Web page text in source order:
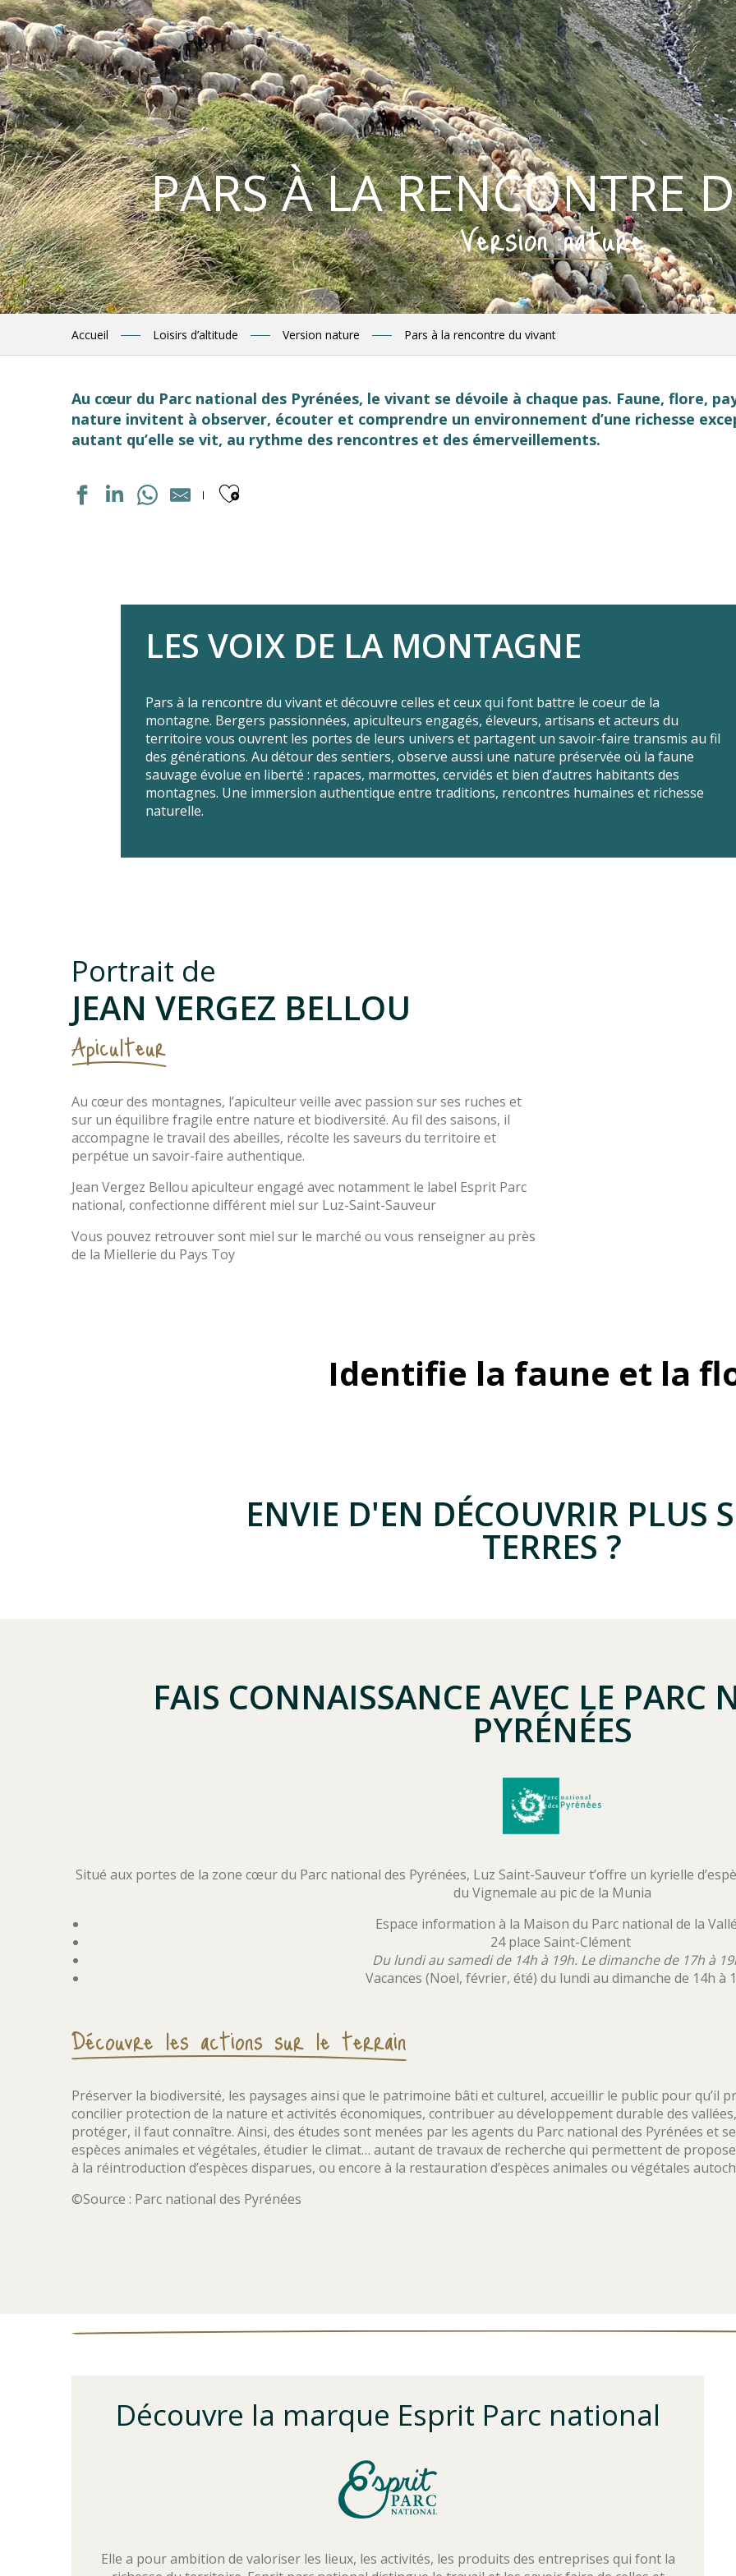
PARS À LA RENCONTRE
Version nature
Accueil Loisirs d’altitude Version nature Pars à la rencontre du vivant
Au cœur du Parc national des Pyrénées, le vivant se dévoile à chaque pas. Faune, flore,
nature invitent à observer, écouter et comprendre un environnement d’une richesse
autant qu’elle se vit, au rythme des rencontres et des émerveillements.
Ajouter aux favoris
LES VOIX DE LA MONTAGNE
Pars à la rencontre du vivant et découvre celles et ceux qui font battre le coeur de la
montagne. Bergers passionnées, apiculteurs engagés, éleveurs, artisans et acteurs du
territoire vous ouvrent les portes de leurs univers et partagent un savoir-faire transmis au fil
des générations. Au détour des sentiers, observe aussi une nature préservée où la faune
sauvage évolue en liberté : rapaces, marmottes, cervidés et bien d’autres habitants des
montagnes. Une immersion authentique entre traditions, rencontres humaines et richesse
naturelle.
Portrait de
JEAN VERGEZ BELLOU
Apiculteur
Au cœur des montagnes, l’apiculteur veille avec passion sur ses ruches et
sur un équilibre fragile entre nature et biodiversité. Au fil des saisons, il
accompagne le travail des abeilles, récolte les saveurs du territoire et
perpétue un savoir-faire authentique.
Jean Vergez Bellou apiculteur engagé avec notamment le label Esprit Parc
national, confectionne différent miel sur Luz-Saint-Sauveur
Vous pouvez retrouver sont miel sur le marché ou vous renseigner au près
de la Miellerie du Pays Toy
Identifie la faune et la
ENVIE D'EN DÉCOUVRIR PLUS
TERRES ?
FAIS CONNAISSANCE AVEC LE PARC
PYRÉNÉES
Situé aux portes de la zone cœur du Parc national des Pyrénées, Luz Saint-Sauveur t’offre un kyrielle
du Vignemale au pic de la Munia
Espace information à la Maison du Parc national de la
24 place Saint-Clément
Du lundi au samedi de 14h à 19h. Le dimanche de 17h à
Vacances (Noel, février, été) du lundi au dimanche de 14h à
Découvre les actions sur le terrain
Préserver la biodiversité, les paysages ainsi que le patrimoine bâti et culturel, accueillir le public pour qu’il
concilier protection de la nature et activités économiques, contribuer au développement durable des
protéger, il faut connaître. Ainsi, des études sont menées par les agents du Parc national des Pyrénées et
espèces animales et végétales, étudier le climat… autant de travaux de recherche qui permettent de
à la réintroduction d’espèces disparues, ou encore à la restauration d’espèces animales ou végétales
©Source : Parc national des Pyrénées
Découvre la marque Esprit Parc national
Elle a pour ambition de valoriser les lieux, les activités, les produits des entreprises qui font la